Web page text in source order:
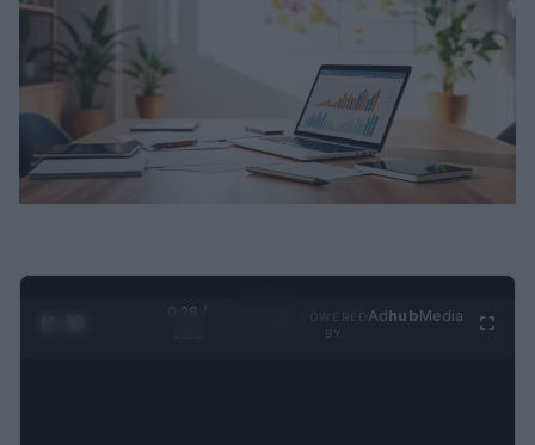
0:28 /
AdhubMedia